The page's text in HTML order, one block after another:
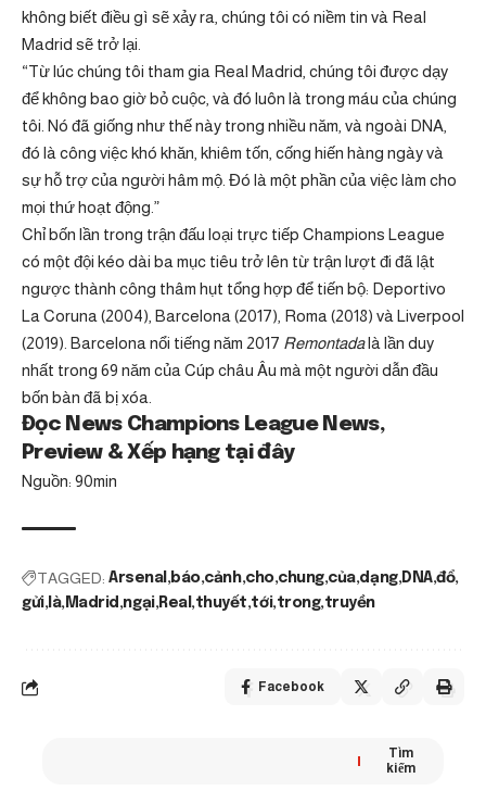
không biết điều gì sẽ xảy ra, chúng tôi có niềm tin và Real
Madrid sẽ trở lại.
“Từ lúc chúng tôi tham gia Real Madrid, chúng tôi được dạy
để không bao giờ bỏ cuộc, và đó luôn là trong máu của chúng
tôi. Nó đã giống như thế này trong nhiều năm, và ngoài DNA,
đó là công việc khó khăn, khiêm tốn, cống hiến hàng ngày và
sự hỗ trợ của người hâm mộ. Đó là một phần của việc làm cho
mọi thứ hoạt động.”
Chỉ bốn lần trong trận đấu loại trực tiếp Champions League
có một đội kéo dài ba mục tiêu trở lên từ trận lượt đi đã lật
ngược thành công thâm hụt tổng hợp để tiến bộ: Deportivo
La Coruna (2004), Barcelona (2017), Roma (2018) và Liverpool
(2019). Barcelona nổi tiếng năm 2017 Remontadalà lần duy
nhất trong 69 năm của Cúp châu Âu mà một người dẫn đầu
bốn bàn đã bị xóa.
Đọc News Champions League News,
Preview & Xếp hạng tại đây
Nguồn: 90min
TAGGED: Arsenal báo cảnh cho chung của dạng DNA đổ
gửi là Madrid ngại Real thuyết tới trong truyền
Facebook
Tìm
kiếm